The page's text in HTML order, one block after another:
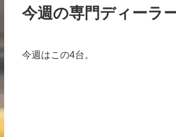
今週の専門ディーラ
今週はこの4台。